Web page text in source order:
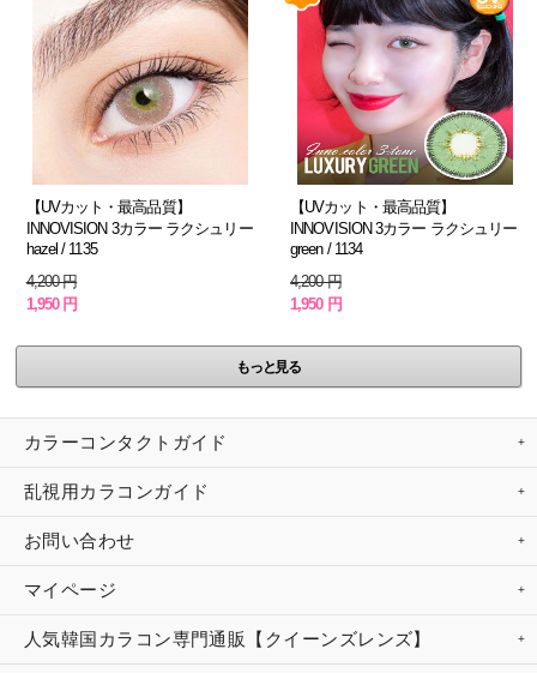
【UVカット・最高品質】
INNOVISION 3カラー ラクシュリー
hazel / 1135
4,200 円
1,950 円
【UVカット・最高品質】
INNOVISION 3カラー ラクシュリー
green / 1134
4,200 円
1,950 円
もっと見る
カラーコンタクトガイド
乱視用カラコンガイド
お問い合わせ
マイページ
人気韓国カラコン専門通販【クイーンズレンズ】